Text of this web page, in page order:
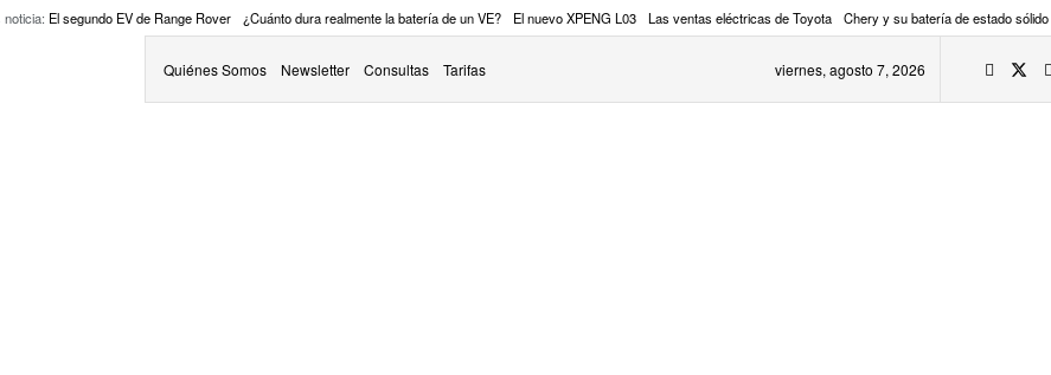
noticia: El segundo EV de Range Rover ¿Cuánto dura realmente la batería de un VE? El nuevo XPENG L03 Las ventas eléctricas de Toyota Chery y su batería de estado sólido
Quiénes Somos Newsletter Consultas Tarifas viernes, agosto 7, 2026